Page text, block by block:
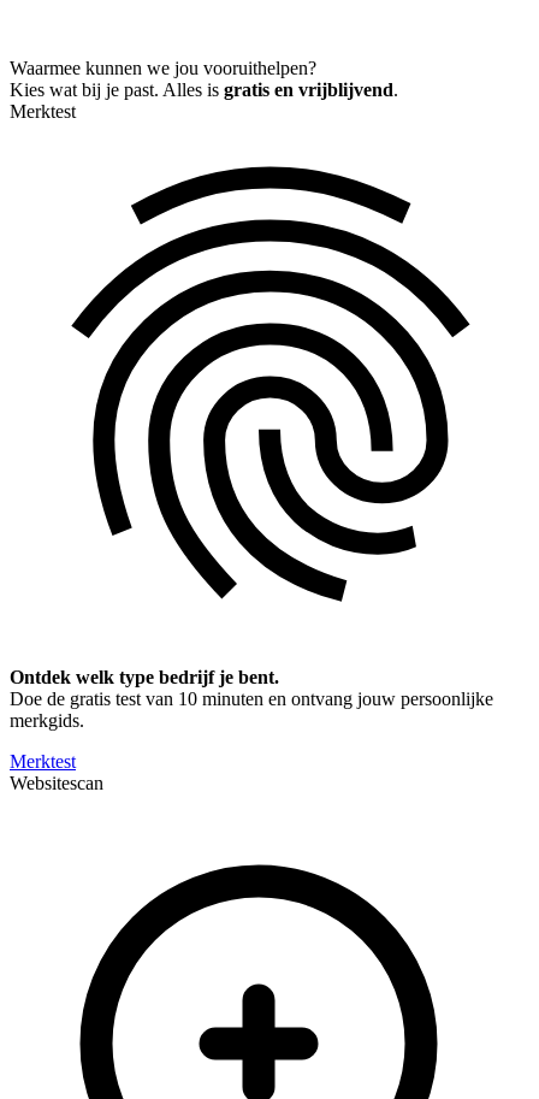
Waarmee kunnen we jou vooruithelpen?
Kies wat bij je past. Alles is gratis en vrijblijvend.
Merktest
Ontdek welk type bedrijf je bent.
Doe de gratis test van 10 minuten en ontvang jouw persoonlijke
merkgids.
Merktest
Websitescan